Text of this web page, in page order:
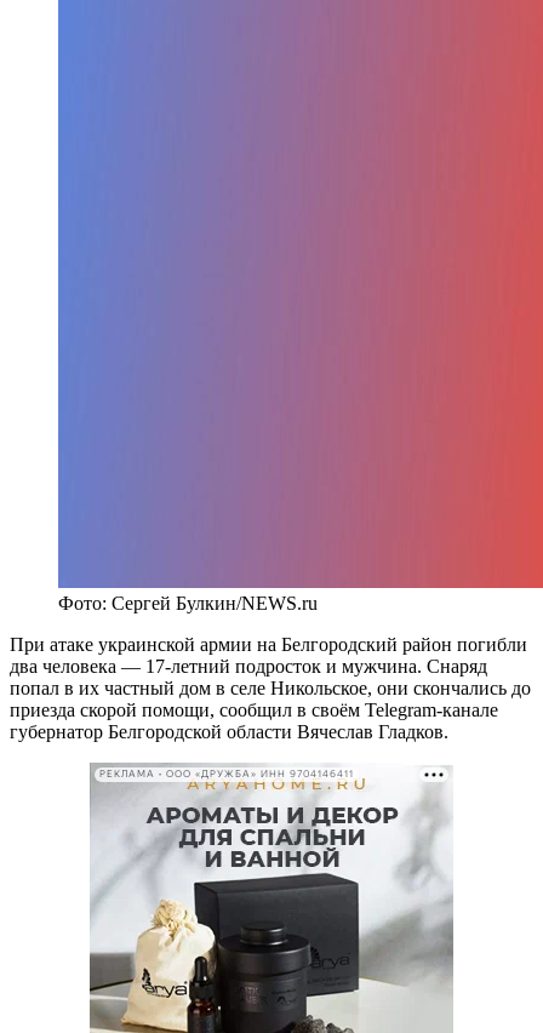
Фото: Сергей Булкин/NEWS.ru
При атаке украинской армии на Белгородский район погибли
два человека — 17-летний подросток и мужчина. Снаряд
попал в их частный дом в селе Никольское, они скончались до
приезда скорой помощи, сообщил в своём Telegram-канале
губернатор Белгородской области Вячеслав Гладков.
РЕКЛАМА • ООО «ДРУЖБА» ИНН 9704146411